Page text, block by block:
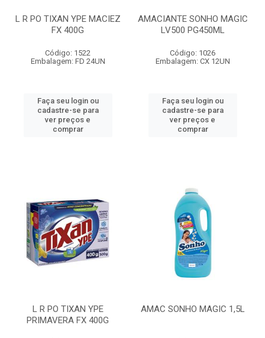
L R PO TIXAN YPE MACIEZ
FX 400G
Código: 1522
Embalagem: FD 24UN
Faça seu login ou
cadastre-se para
ver preços e
comprar
AMACIANTE SONHO MAGIC
LV500 PG450ML
Código: 1026
Embalagem: CX 12UN
Faça seu login ou
cadastre-se para
ver preços e
comprar
L R PO TIXAN YPE
PRIMAVERA FX 400G
AMAC SONHO MAGIC 1,5L